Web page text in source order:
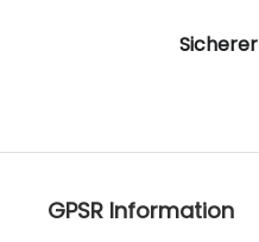
GPSR Information